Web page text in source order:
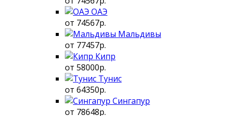
ОАЭ
от 74567р.
Мальдивы
от 77457р.
Кипр
от 58000р.
Тунис
от 64350р.
Сингапур
от 78648р.